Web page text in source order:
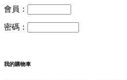
會員：
密碼：
我的購物車